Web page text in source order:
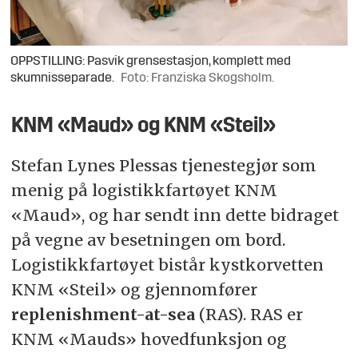
OPPSTILLING: Pasvik grensestasjon, komplett med
skumnisseparade.
Foto: Franziska Skogsholm.
KNM «Maud» og KNM «Steil»
Stefan Lynes Plessas tjenestegjør som
menig på logistikkfartøyet KNM
«Maud», og har sendt inn dette bidraget
på vegne av besetningen om bord.
Logistikkfartøyet bistår kystkorvetten
KNM «Steil» og gjennomfører
replenishment-at-sea(RAS). RAS er
KNM «Mauds» hovedfunksjon og